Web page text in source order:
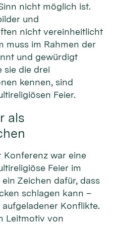
nicht möglich ist.
und
nicht vereinheitlicht
muss im Rahmen der
und gewürdigt
sie die drei
kennen, sind
Feier.
als
Konferenz war eine
Feier im
Zeichen dafür, dass
schlagen kann –
Konflikte.
Leitmotiv von